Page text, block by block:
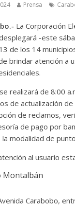
Prensa
La Corporación
-este
de los 14
brindar atención a
realizará de 8:00
de actualización
de reclamos,
de pago por
modalidad de
al usuario
Montalbán
Carabobo,